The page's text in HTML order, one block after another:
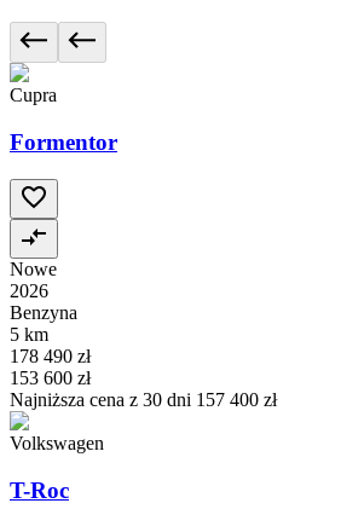
Cupra
Formentor
Nowe
2026
Benzyna
5 km
178 490 zł
153 600 zł
Najniższa cena z 30 dni 157 400 zł
Volkswagen
T-Roc